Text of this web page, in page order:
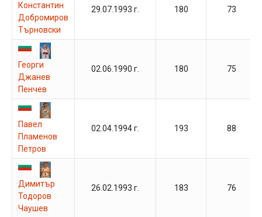
Константин
Добромиров
Търновски
29.07.1993 г. 180 73
Георги
Джанев
Пенчев
02.06.1990 г. 180 75
Павел
Пламенов
Петров
02.04.1994 г. 193 88
Димитър
Тодоров
Чаушев
26.02.1993 г. 183 76